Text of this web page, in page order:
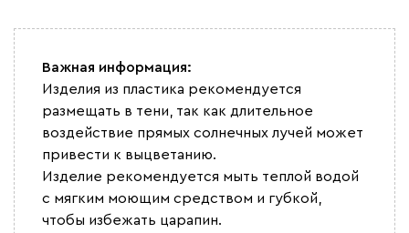
Важная информация:
Изделия из пластика рекомендуется
размещать в тени, так как длительное
воздействие прямых солнечных лучей может
привести к выцветанию.
Изделие рекомендуется мыть теплой водой
с мягким моющим средством и губкой,
чтобы избежать царапин.